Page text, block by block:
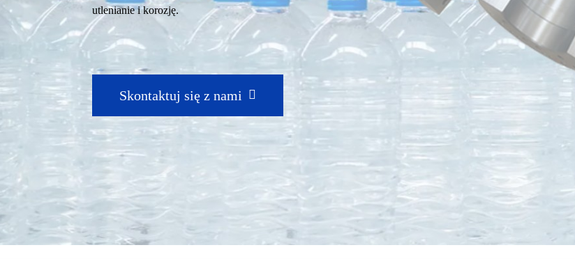
utlenianie i korozję.
Skontaktuj się z nami